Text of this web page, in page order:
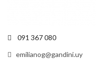
091 367 080
emilianog@gandini.uy